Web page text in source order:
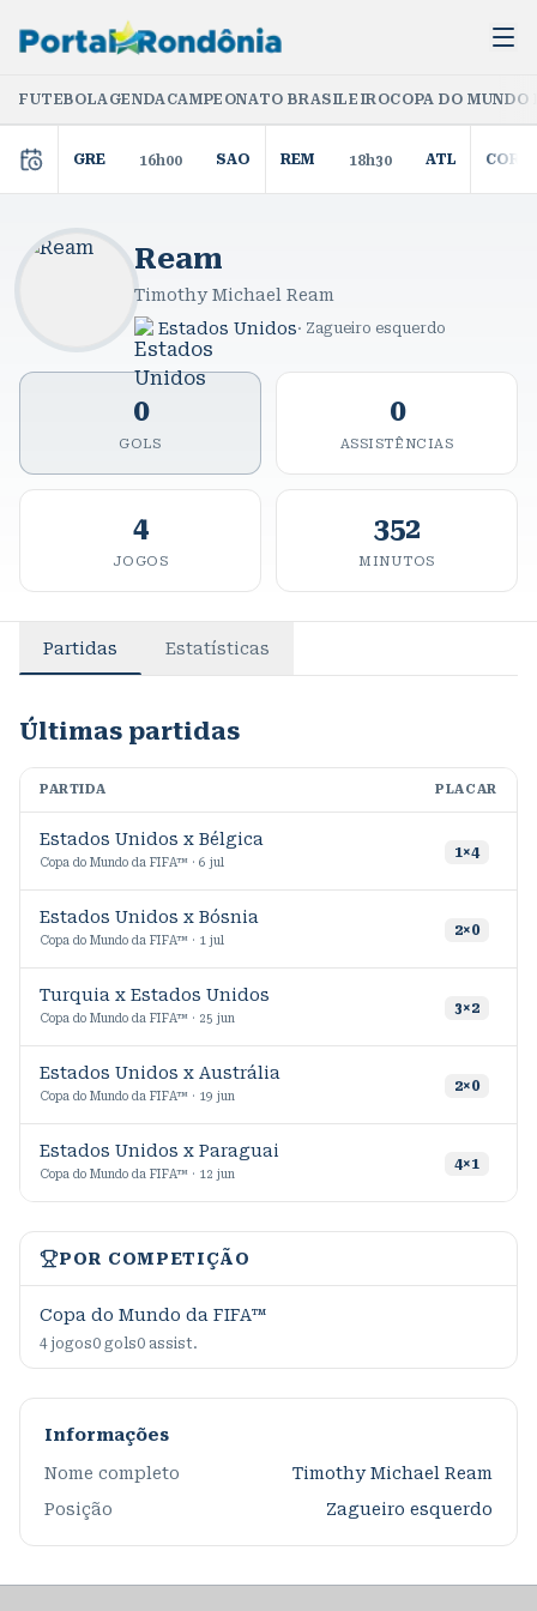
FUTEBOLAGENDACAMPEONATO BRASILEIROCOPA DO
GRE 16h00 SAO REM 18h30 ATL COR
Ream
Timothy Michael Ream
Estados Unidos· Zagueiro esquerdo
0
GOLS
0
ASSISTÊNCIAS
4
JOGOS
352
MINUTOS
Partidas Estatísticas
Últimas partidas
PARTIDA PLACAR
Estados Unidos x Bélgica
Copa do Mundo da FIFA™ · 6 jul
1×4
Estados Unidos x Bósnia
Copa do Mundo da FIFA™ · 1 jul
2×0
Turquia x Estados Unidos
Copa do Mundo da FIFA™ · 25 jun
3×2
Estados Unidos x Austrália
Copa do Mundo da FIFA™ · 19 jun
2×0
Estados Unidos x Paraguai
Copa do Mundo da FIFA™ · 12 jun
4×1
POR COMPETIÇÃO
Copa do Mundo da FIFA™
4 jogos0 gols0 assist.
Informações
Nome completo
Timothy Michael Ream
Posição
Zagueiro esquerdo